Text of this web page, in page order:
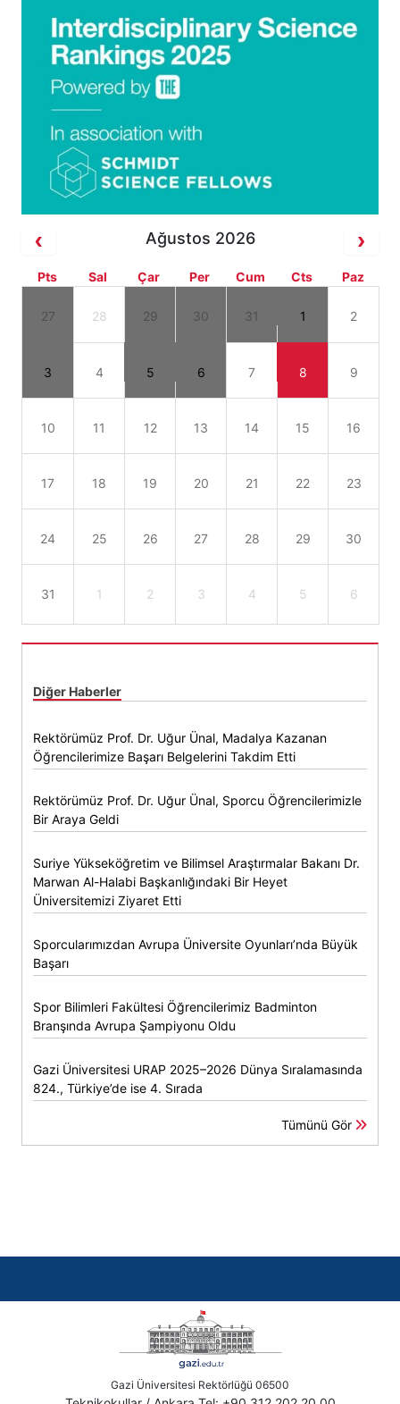
Ağustos 2026
Pts Sal Çar Per Cum Cts Paz
27 28 29 30 31 1 2
3 4 5 6 7 8 9
10 11 12 13 14 15 16
17 18 19 20 21 22 23
24 25 26 27 28 29 30
31 1 2 3 4 5 6
Diğer Haberler
Rektörümüz Prof. Dr. Uğur Ünal, Madalya Kazanan
Öğrencilerimize Başarı Belgelerini Takdim Etti
Rektörümüz Prof. Dr. Uğur Ünal, Sporcu Öğrencilerimizle
Bir Araya Geldi
Suriye Yükseköğretim ve Bilimsel Araştırmalar Bakanı Dr.
Marwan Al-Halabi Başkanlığındaki Bir Heyet
Üniversitemizi Ziyaret Etti
Sporcularımızdan Avrupa Üniversite Oyunları’nda Büyük
Başarı
Spor Bilimleri Fakültesi Öğrencilerimiz Badminton
Branşında Avrupa Şampiyonu Oldu
Gazi Üniversitesi URAP 2025–2026 Dünya Sıralamasında
824., Türkiye’de ise 4. Sırada
Tümünü Gör
Gazi Üniversitesi Rektörlüğü 06500